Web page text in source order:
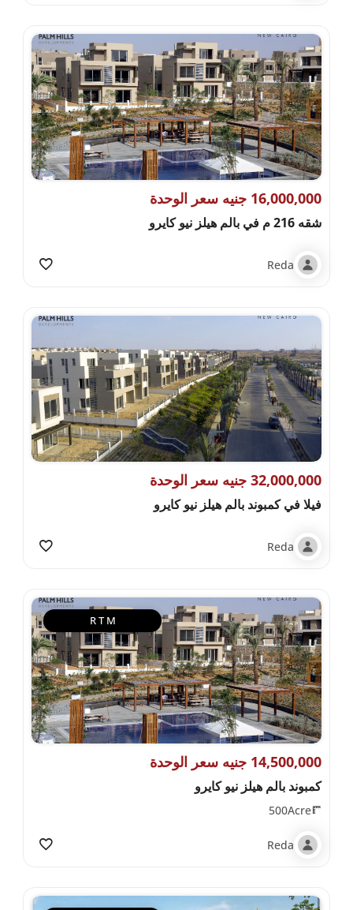
16,000,000 جنيه سعر الوحدة
شقه 216 م في بالم هيلز نيو كايرو
Reda
32,000,000 جنيه سعر الوحدة
فيلا في كمبوند بالم هيلز نيو كايرو
Reda
R T M
14,500,000 جنيه سعر الوحدة
كمبوند بالم هيلز نيو كايرو
500Acre
Reda